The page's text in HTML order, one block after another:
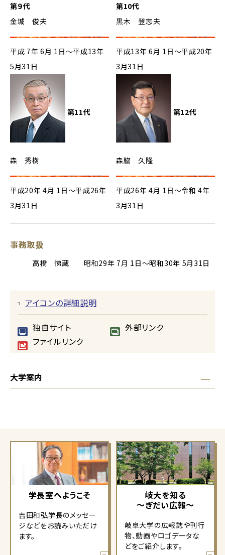
第９代
金城 俊夫
平成 7年 6月 1日～平成13年
5月31日
第10代
黒木 登志夫
平成13年 6月 1日～平成20年
3月31日
第11代
森 秀樹
平成20年 4月 1日～平成26年
3月31日
第12代
森脇 久隆
平成26年 4月 1日～令和 4年
3月31日
事務取扱
高橋 悌蔵 昭和29年 7月 1日～昭和30年 5月31日
アイコンの詳細説明
独自サイト
外部リンク
ファイルリンク
大学案内
学長室へようこそ
吉田和弘学長のメッセー
ジなどをお読みいただけ
ます。
岐大を知る
～ぎだい広報～
岐阜大学の広報誌や刊行
物、動画やロゴデータな
どをご紹介します。